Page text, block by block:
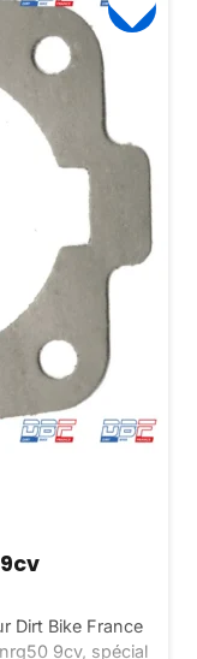
9cv
Dirt Bike France
9cv, spécial